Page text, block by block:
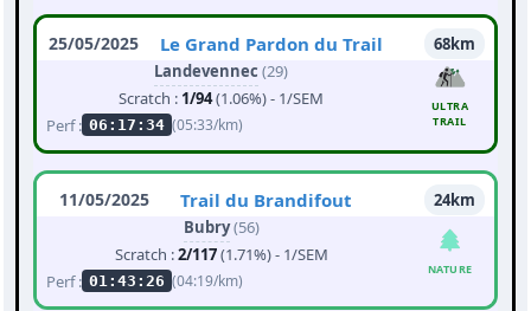
25/05/2025 Le Grand Pardon du Trail
68km
Landevennec (29)
Scratch : 1/94(1.06%) - 1/SEM
Perf : 06:17:34 (05:33/km)
ULTRA
TRAIL
11/05/2025 Trail du Brandifout
24km
Bubry(56)
Scratch :2/117(1.71%) - 1/SEM
Perf : 01:43:26 (04:19/km)
NATURE